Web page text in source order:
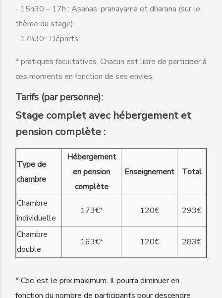
- 15h30 – 17h : Asanas, pranayama et dharana (sur le
thème du stage)
- 17h30 : Départs
* pratiques facultatives. Chacun est libre de participer à
ces moments en fonction de ses envies.
Tarifs (par personne):
Stage complet avec hébergement et
pension complète :
Type de
chambre
Hébergement
en pension
complète
Enseignement Total
Chambre
individuelle
173€* 120€ 293€
Chambre
double
163€* 120€ 283€
* Ceci est le prix maximum. Il pourra diminuer en
fonction du nombre de participants pour descendre